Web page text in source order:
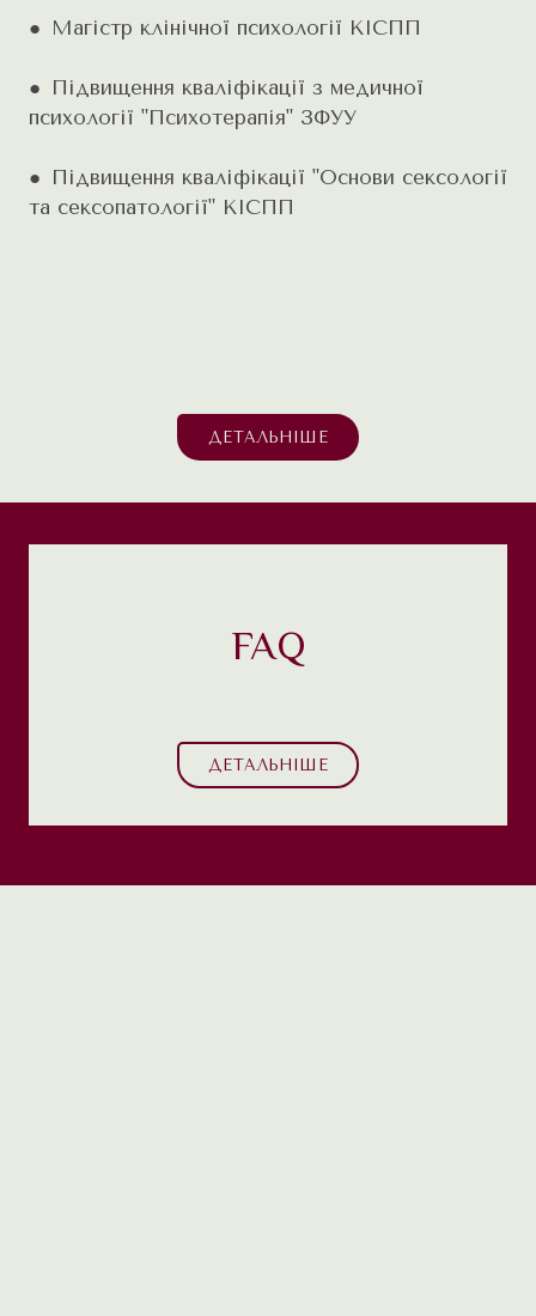
● Магістр клінічної психології КІСПП
● Підвищення кваліфікації з медичної
психології "Психотерапія" ЗФУУ
● Підвищення кваліфікації "Основи сексології
та сексопатології" КІСПП
ДЕТАЛЬНІШЕ
FAQ
ДЕТАЛЬНІШЕ